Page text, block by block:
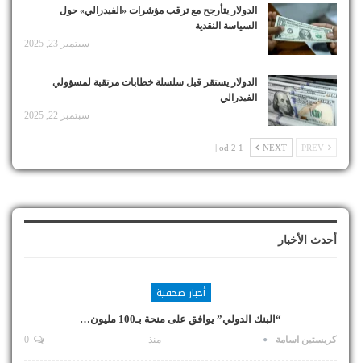
الدولار يتأرجح مع ترقب مؤشرات «الفيدرالي» حول
السياسة النقدية
سبتمبر 23, 2025
الدولار يستقر قبل سلسلة خطابات مرتقبة لمسؤولي
الفيدرالي
سبتمبر 22, 2025
NEXT
1 od 2 |
أحدث الأخبار
أخبار صحفية
“البنك الدولي” يوافق على منحة بـ100 مليون…
كريستين اسامة منذ